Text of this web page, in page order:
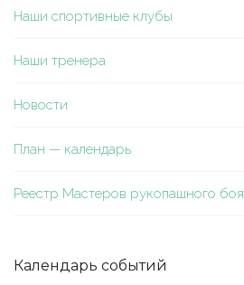
Наши спортивные клубы
Наши тренера
Новости
План — календарь
Реестр Мастеров рукопашного боя
Календарь событий